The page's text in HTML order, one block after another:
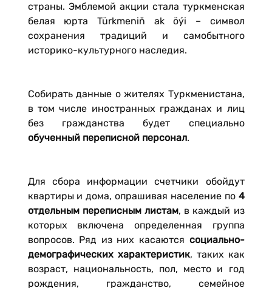
страны. Эмблемой акции стала туркменская
белая юрта Türkmeniň ak öýi – символ
сохранения традиций и самобытного
историко-культурного наследия.
Собирать данные о жителях Туркменистана,
в том числе иностранных гражданах и лиц
без гражданства будет специально
обученный переписной персонал.
Для сбора информации счетчики обойдут
квартиры и дома, опрашивая население по 4
отдельным переписным листам, в каждый из
которых включена определенная группа
вопросов. Ряд из них касаются социально-
демографических характеристик, таких как
возраст, национальность, пол, место и год
рождения, гражданство, семейное